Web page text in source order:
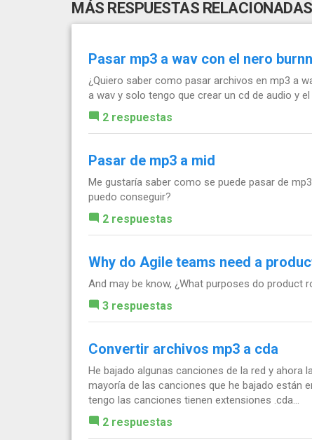
MÁS RESPUESTAS RELACIONADAS
Pasar mp3 a wav con el nero
¿Quiero saber como pasar archivos en mp3 a
a wav y solo tengo que crear un cd de audio y
2 respuestas
Pasar de mp3 a mid
Me gustaría saber como se puede pasar de
puedo conseguir?
2 respuestas
Why do Agile teams need a
And may be know, ¿What purposes do product
3 respuestas
Convertir archivos mp3 a cda
He bajado algunas canciones de la red y ahora
mayoría de las canciones que he bajado están
tengo las canciones tienen extensiones .cda...
2 respuestas